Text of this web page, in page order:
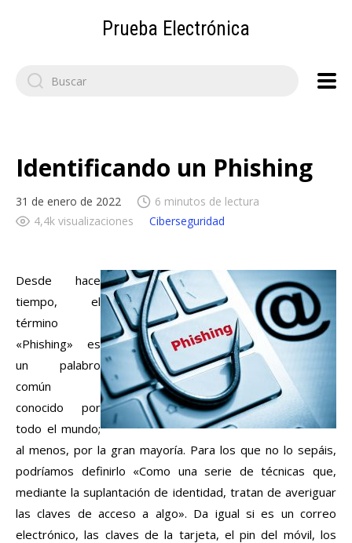
Prueba Electrónica
Search
for:
Identificando un Phishing
31 de enero de 2022
6 minutos de lectura
4,4k visualizaciones
Ciberseguridad
Desde hace
tiempo, el
término
«Phishing» es
un palabro
común
conocido por
todo el mundo;
al menos, por la gran mayoría. Para los que no lo sepáis,
podríamos definirlo «Como una serie de técnicas que,
mediante la suplantación de identidad, tratan de averiguar
las claves de acceso a algo». Da igual si es un correo
electrónico, las claves de la tarjeta, el pin del móvil, los